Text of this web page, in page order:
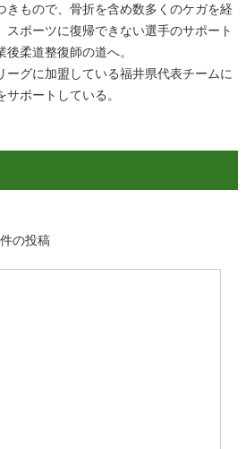
きもので、骨折を含め数多くのケガを経
スポーツに復帰できない選手のサポート
柔道整復師の道へ。
ーグに加盟している福井県代表チームに
サポートしている。
の投稿